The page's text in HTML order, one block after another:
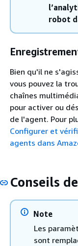
robot
Bien qu'il ne
vous pouvez la
chaînes
pour activer ou
de l'agent. Pour
Configurer et
agents dans
Conseils
Note
Les
sont